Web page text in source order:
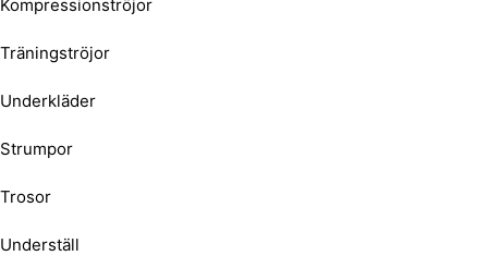
Kompressionströjor
Träningströjor
Underkläder
Strumpor
Trosor
Underställ